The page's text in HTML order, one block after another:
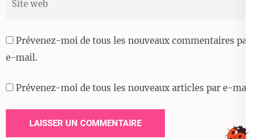
Prévenez-moi de tous les nouveaux commentaires par
e-mail.
Prévenez-moi de tous les nouveaux articles par e-mail.